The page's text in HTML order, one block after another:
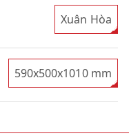
Xuân Hòa
590x500x1010 mm